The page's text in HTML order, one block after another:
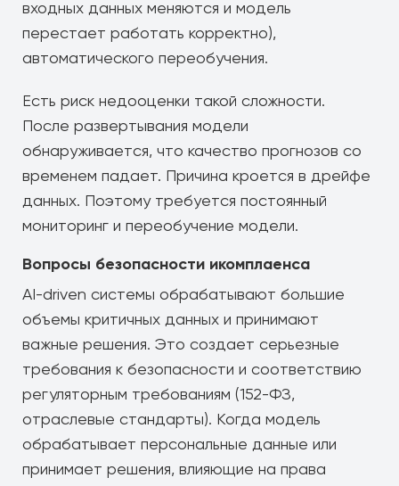
входных данных меняются и модель
перестает работать корректно),
автоматического переобучения.
Есть риск недооценки такой сложности.
После развертывания модели
обнаруживается, что качество прогнозов со
временем падает. Причина кроется в дрейфе
данных. Поэтому требуется постоянный
мониторинг и переобучение модели.
Вопросы безопасности икомплаенса
AI-driven системы обрабатывают большие
объемы критичных данных и принимают
важные решения. Это создает серьезные
требования к безопасности и соответствию
регуляторным требованиям (152-ФЗ,
отраслевые стандарты). Когда модель
обрабатывает персональные данные или
принимает решения, влияющие на права